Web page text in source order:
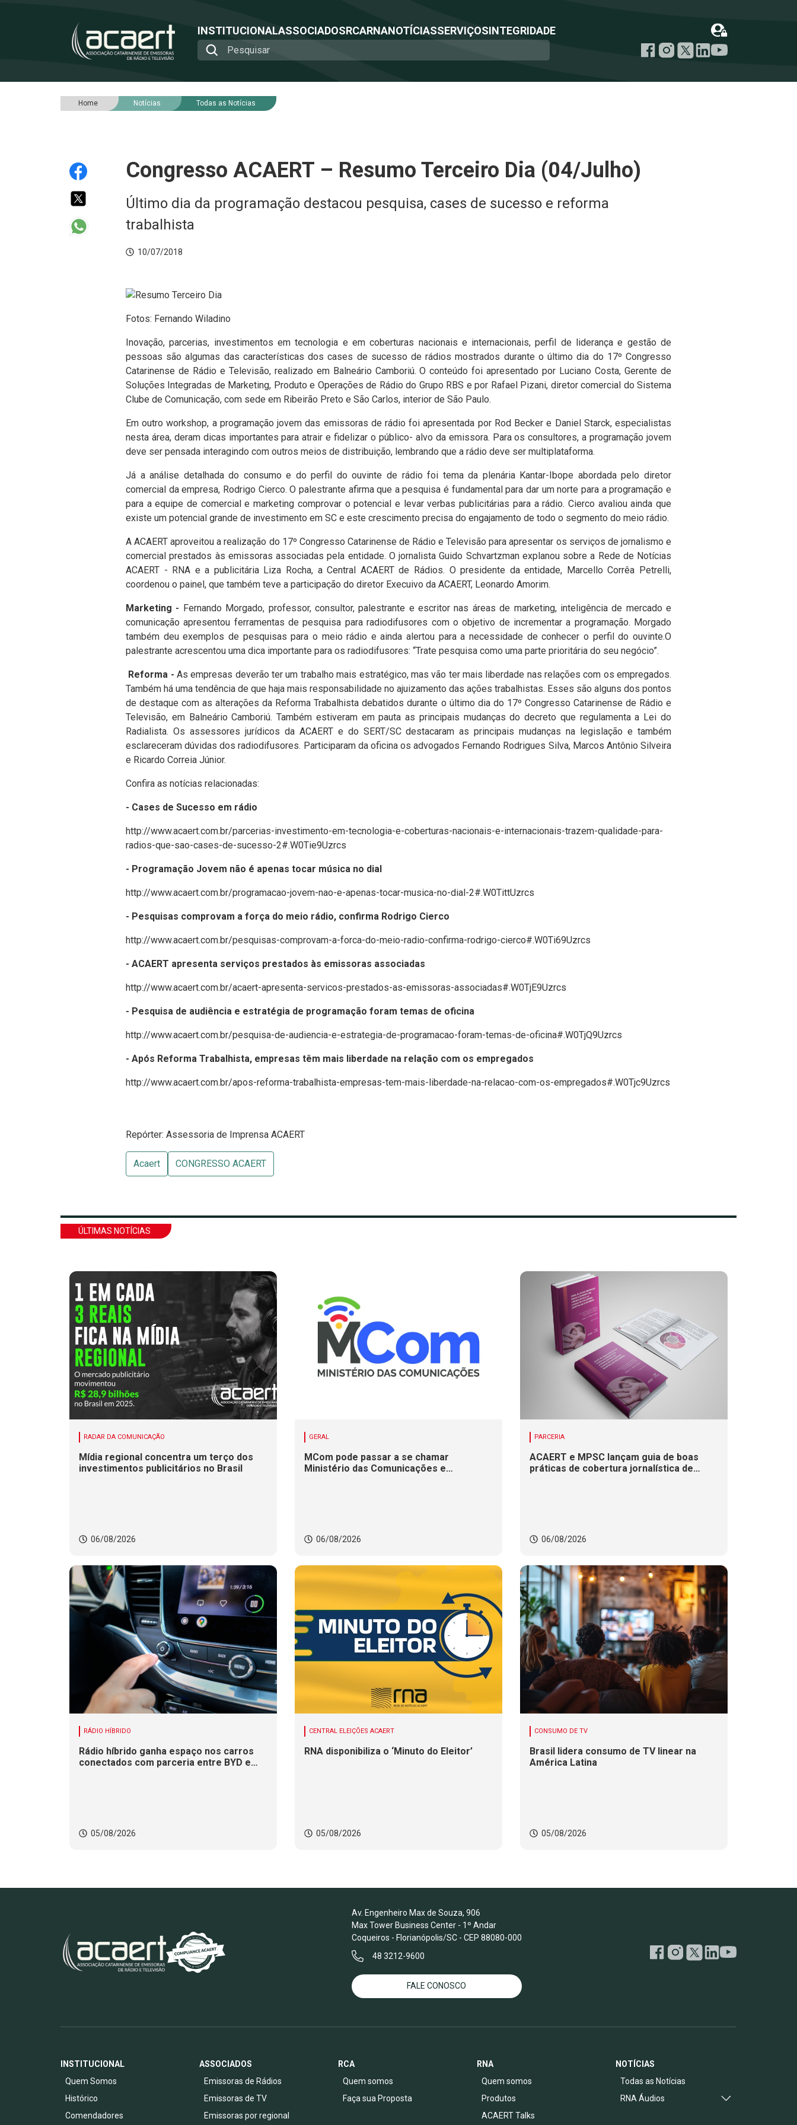
INSTITUCIONALASSOCIADOSRCARNANOTÍCIASSERVIÇOSINTEGRIDADE
Home Notícias Todas as Notícias
Congresso ACAERT – Resumo Terceiro Dia (04/Julho)
Último dia da programação destacou pesquisa, cases de sucesso e reforma
trabalhista
10/07/2018
Fotos: Fernando Wiladino
Inovação, parcerias, investimentos em tecnologia e em coberturas nacionais e internacionais, perfil de liderança e gestão de
pessoas são algumas das características dos cases de sucesso de rádios mostrados durante o último dia do 17º Congresso
Catarinense de Rádio e Televisão, realizado em Balneário Camboriú. O conteúdo foi apresentado por Luciano Costa, Gerente de
Soluções Integradas de Marketing, Produto e Operações de Rádio do Grupo RBS e por Rafael Pizani, diretor comercial do Sistema
Clube de Comunicação, com sede em Ribeirão Preto e São Carlos, interior de São Paulo.
Em outro workshop, a programação jovem das emissoras de rádio foi apresentada por Rod Becker e Daniel Starck, especialistas
nesta área, deram dicas importantes para atrair e fidelizar o público- alvo da emissora. Para os consultores, a programação jovem
deve ser pensada interagindo com outros meios de distribuição, lembrando que a rádio deve ser multiplataforma.
Já a análise detalhada do consumo e do perfil do ouvinte de rádio foi tema da plenária Kantar-Ibope abordada pelo diretor
comercial da empresa, Rodrigo Cierco. O palestrante afirma que a pesquisa é fundamental para dar um norte para a programação e
para a equipe de comercial e marketing comprovar o potencial e levar verbas publicitárias para a rádio. Cierco avaliou ainda que
existe um potencial grande de investimento em SC e este crescimento precisa do engajamento de todo o segmento do meio rádio.
A ACAERT aproveitou a realização do 17º Congresso Catarinense de Rádio e Televisão para apresentar os serviços de jornalismo e
comercial prestados às emissoras associadas pela entidade. O jornalista Guido Schvartzman explanou sobre a Rede de Notícias
ACAERT - RNA e a publicitária Liza Rocha, a Central ACAERT de Rádios. O presidente da entidade, Marcello Corrêa Petrelli,
coordenou o painel, que também teve a participação do diretor Execuivo da ACAERT, Leonardo Amorim.
Marketing - Fernando Morgado, professor, consultor, palestrante e escritor nas áreas de marketing, inteligência de mercado e
comunicação apresentou ferramentas de pesquisa para radiodifusores com o objetivo de incrementar a programação. Morgado
também deu exemplos de pesquisas para o meio rádio e ainda alertou para a necessidade de conhecer o perfil do ouvinte.O
palestrante acrescentou uma dica importante para os radiodifusores: “Trate pesquisa como uma parte prioritária do seu negócio”.
Reforma -As empresas deverão ter um trabalho mais estratégico, mas vão ter mais liberdade nas relações com os empregados.
Também há uma tendência de que haja mais responsabilidade no ajuizamento das ações trabalhistas. Esses são alguns dos pontos
de destaque com as alterações da Reforma Trabalhista debatidos durante o último dia do 17º Congresso Catarinense de Rádio e
Televisão, em Balneário Camboriú. Também estiveram em pauta as principais mudanças do decreto que regulamenta a Lei do
Radialista. Os assessores jurídicos da ACAERT e do SERT/SC destacaram as principais mudanças na legislação e também
esclareceram dúvidas dos radiodifusores. Participaram da oficina os advogados Fernando Rodrigues Silva, Marcos Antônio Silveira
e Ricardo Correia Júnior.
Confira as notícias relacionadas:
- Cases de Sucesso em rádio
http://www.acaert.com.br/parcerias-investimento-em-tecnologia-e-coberturas-nacionais-e-internacionais-trazem-qualidade-para-
radios-que-sao-cases-de-sucesso-2#.W0Tie9Uzrcs
- Programação Jovem não é apenas tocar música no dial
http://www.acaert.com.br/programacao-jovem-nao-e-apenas-tocar-musica-no-dial-2#.W0TittUzrcs
- Pesquisas comprovam a força do meio rádio, confirma Rodrigo Cierco
http://www.acaert.com.br/pesquisas-comprovam-a-forca-do-meio-radio-confirma-rodrigo-cierco#.W0Ti69Uzrcs
- ACAERT apresenta serviços prestados às emissoras associadas
http://www.acaert.com.br/acaert-apresenta-servicos-prestados-as-emissoras-associadas#.W0TjE9Uzrcs
- Pesquisa de audiência e estratégia de programação foram temas de oficina
http://www.acaert.com.br/pesquisa-de-audiencia-e-estrategia-de-programacao-foram-temas-de-oficina#.W0TjQ9Uzrcs
- Após Reforma Trabalhista, empresas têm mais liberdade na relação com os empregados
http://www.acaert.com.br/apos-reforma-trabalhista-empresas-tem-mais-liberdade-na-relacao-com-os-empregados#.W0Tjc9Uzrcs
Repórter: Assessoria de Imprensa ACAERT
Acaert CONGRESSO ACAERT
ÚLTIMAS NOTÍCIAS
RADAR DA COMUNICAÇÃO
Mídia regional concentra um terço dos
investimentos publicitários no Brasil
06/08/2026
GERAL
MCom pode passar a se chamar
Ministério das Comunicações e
06/08/2026
PARCERIA
ACAERT e MPSC lançam guia de boas
práticas de cobertura jornalística de
06/08/2026
RÁDIO HÍBRIDO
Rádio híbrido ganha espaço nos carros
conectados com parceria entre BYD e
05/08/2026
CENTRAL ELEIÇÕES ACAERT
RNA disponibiliza o ‘Minuto do Eleitor’
05/08/2026
CONSUMO DE TV
Brasil lidera consumo de TV linear na
América Latina
05/08/2026
Av. Engenheiro Max de Souza, 906
Max Tower Business Center - 1º Andar
Coqueiros - Florianópolis/SC - CEP 88080-000
48 3212-9600
FALE CONOSCO
INSTITUCIONAL
Quem Somos
Histórico
Comendadores
ASSOCIADOS
Emissoras de Rádios
Emissoras de TV
Emissoras por regional
RCA
Quem somos
Faça sua Proposta
RNA
Quem somos
Produtos
ACAERT Talks
NOTÍCIAS
Todas as Notícias
RNA Áudios